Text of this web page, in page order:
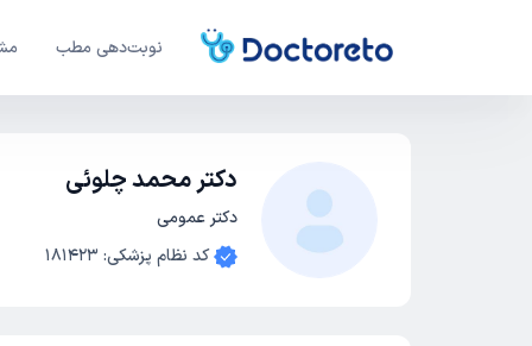
نوبت‌دهی مطب
دکتر محمد چلوئی
دکتر عمومی
کد نظام پزشکی:
181423